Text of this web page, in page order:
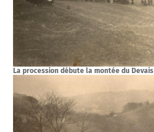
La procession débute la montée du Devais